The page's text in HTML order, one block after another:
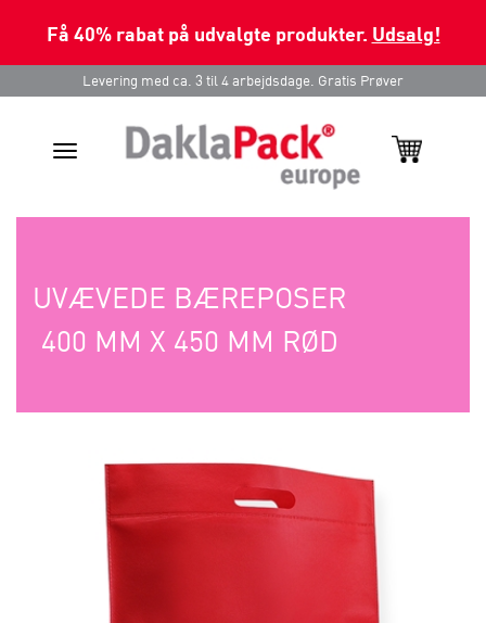
Få 40% rabat på udvalgte produkter. Udsalg!
Levering med ca. 3 til 4 arbejdsdage. Gratis Prøver
Toggle
UVÆVEDE BÆREPOSER
400 MM X 450 MM RØD